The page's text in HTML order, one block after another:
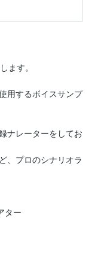
ます。
用するボイスサンプ
ナレーターをしてお
、プロのシナリオラ
ター